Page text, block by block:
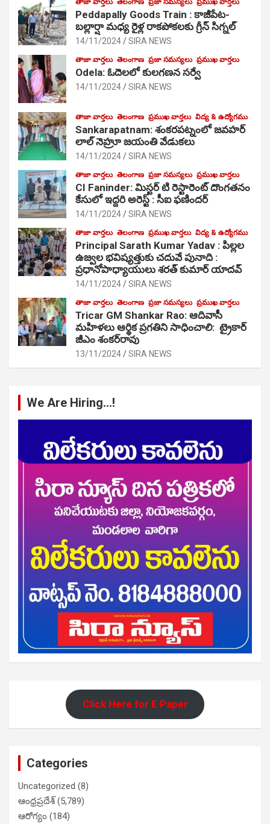
Peddapally Goods Train : కాజీపేట-
బల్లార్షా మధ్య రైళ్ల రాకపోకలకు గ్రీన్ సిగ్నల్
14/11/2024 SIRA NEWS
తాజా వార్తలు తెలంగాణ ప్రజా సమస్యలు ప్రముఖ వార్తలు
Odela: ఓదెలలో కులగణన సర్వే
14/11/2024 SIRA NEWS
తాజా వార్తలు తెలంగాణ ప్రముఖ వార్తలు విద్య & ఉద్యోగము
Sankarapatnam: శంకరపట్నంలో జవహర్
లాల్ నెహ్రూ జయంతి వేడుకలు
14/11/2024 SIRA NEWS
తాజా వార్తలు తెలంగాణ ప్రజా సమస్యలు ప్రముఖ వార్తలు
CI Faninder: మిస్టర్ టి రెస్టారెంట్ దొంగతనం
కేసులో ఇద్దరి అరెస్ట్ : సీఐ ఫణిందర్
14/11/2024 SIRA NEWS
తాజా వార్తలు తెలంగాణ ప్రముఖ వార్తలు విద్య & ఉద్యోగము
Principal Sarath Kumar Yadav : పిల్లల
ఉజ్వల భవిష్యత్తుకు చదువే పునాది :
ప్రధానోపాధ్యాయులు శరత్ కుమార్ యాదవ్
14/11/2024 SIRA NEWS
తాజా వార్తలు తెలంగాణ ప్రజా సమస్యలు ప్రముఖ వార్తలు
Tricar GM Shankar Rao: ఆదివాసీ
మహిళలు ఆర్థిక ప్రగతిని సాధించాలి: ట్రైకార్
జీఎం శంకర్‌రావు
13/11/2024 SIRA NEWS
We Are Hiring…!
Click Here for E Paper
Categories
Uncategorized (8)
ఆంధ్రప్రదేశ్(5,789)
ఆరోగ్యం (184)